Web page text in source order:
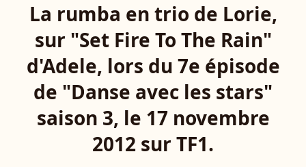
La rumba en trio de Lorie,
sur "Set Fire To The Rain"
d'Adele, lors du 7e épisode
de "Danse avec les stars"
saison 3, le 17 novembre
2012 sur TF1.